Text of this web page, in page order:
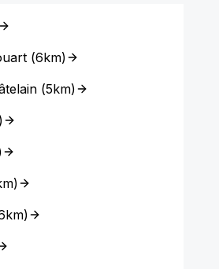
(6km)
(5km)
)
)